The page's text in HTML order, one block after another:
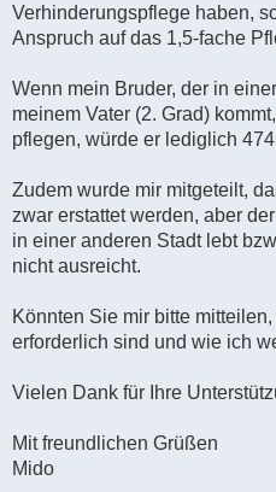
Verhinderungspflege haben,
Anspruch auf das 1,5-fache
Wenn mein Bruder, der in
meinem Vater (2. Grad)
pflegen, würde er lediglich
Zudem wurde mir mitgeteilt,
zwar erstattet werden, aber
in einer anderen Stadt lebt
nicht ausreicht.
Könnten Sie mir bitte
erforderlich sind und wie ich
Vielen Dank für Ihre
Mit freundlichen Grüßen
Mido